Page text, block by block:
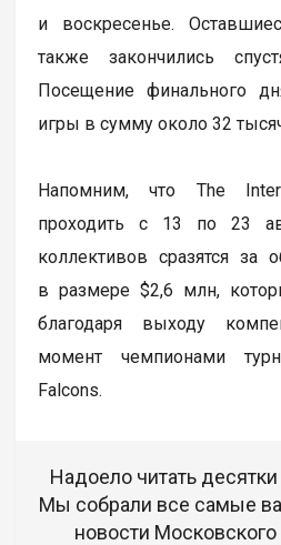
и воскресенье.
также закончились
Посещение финального
игры в сумму около 32
Напомним, что The
проходить с 13 по 23
коллективов сразятся за
в размере $2,6 млн,
благодаря выходу
момент чемпионами
Falcons.
Надоело читать
Мы собрали все самые
новости